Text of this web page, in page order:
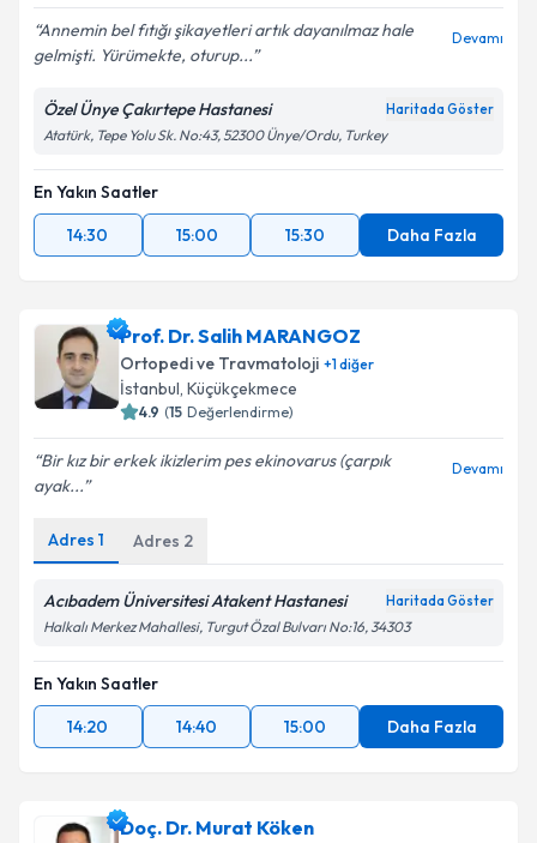
Annemin bel fıtığı şikayetleri artık dayanılmaz hale
gelmişti. Yürümekte, oturup...
Devamı
Özel Ünye Çakırtepe Hastanesi Haritada Göster
Atatürk, Tepe Yolu Sk. No:43, 52300 Ünye/Ordu, Turkey
En Yakın Saatler
14:30
15:00 15:30 Daha Fazla
Prof. Dr. Salih MARANGOZ
Ortopedi ve Travmatoloji +1diğer
İstanbul, Küçükçekmece
4.9 (15 Değerlendirme)
Bir kız bir erkek ikizlerim pes ekinovarus (çarpık
ayak...
Devamı
Adres 1 Adres 2
Acıbadem Üniversitesi Atakent Hastanesi Haritada Göster
Halkalı Merkez Mahallesi, Turgut Özal Bulvarı No:16, 34303
En Yakın Saatler
14:20
14:40 15:00 Daha Fazla
Doç. Dr. Murat Köken